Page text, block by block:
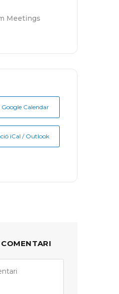
Meetings
Calendar
iCal / Outlook